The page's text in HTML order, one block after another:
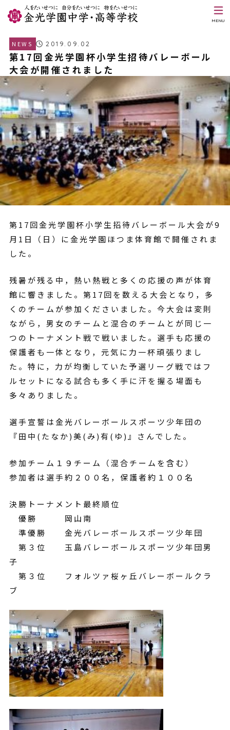
MENU
NEWS 2019.09.02
第17回金光学園杯小学生招待バレーボール
大会が開催されました
第17回金光学園杯小学生招待バレーボール大会が9
月1日（日）に金光学園ほつま体育館で開催されま
した。
残暑が残る中，熱い熱戦と多くの応援の声が体育
館に響きました。第17回を数える大会となり，多
くのチームが参加くださいました。今大会は変則
ながら，男女のチームと混合のチームとが同じ一
つのトーナメント戦で戦いました。選手も応援の
保護者も一体となり，元気に力一杯頑張りまし
た。特に，力が均衡していた予選リーグ戦ではフ
ルセットになる試合も多く手に汗を握る場面も
多々ありました。
選手宣誓は金光バレーボールスポーツ少年団の
『田中(たなか)美(み)有(ゆ)』さんでした。
参加チーム１９チーム（混合チームを含む）
参加者は選手約２００名，保護者約１００名
決勝トーナメント最終順位
優勝 岡山南
準優勝 金光バレーボールスポーツ少年団
第３位 玉島バレーボールスポーツ少年団男
子
第３位 フォルツァ桜ヶ丘バレーボールクラ
ブ